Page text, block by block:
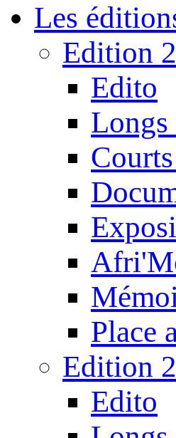
Les
Edition
Edito
Longs
Place
Edition
Edito